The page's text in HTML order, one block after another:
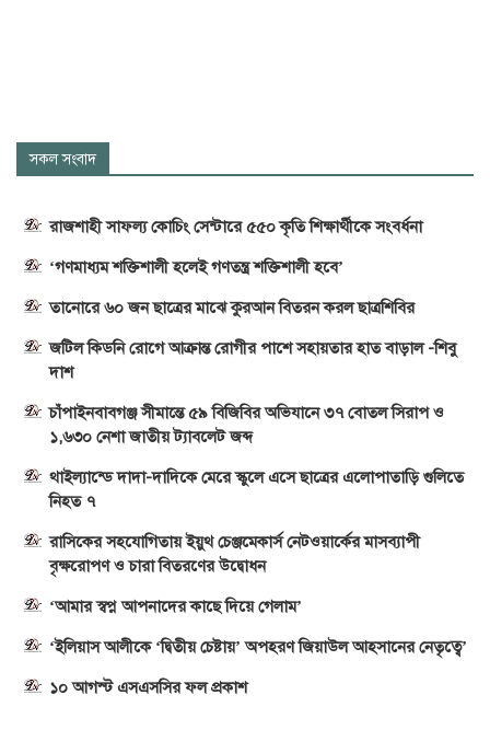
সকল সংবাদ
রাজশাহী সাফল্য কোচিং সেন্টারে ৫৫০ কৃতি শিক্ষার্থীকে সংবর্ধনা
‘গণমাধ্যম শক্তিশালী হলেই গণতন্ত্র শক্তিশালী হবে’
তানোরে ৬০ জন ছাত্রের মাঝে কুরআন বিতরন করল ছাত্রশিবির
জটিল কিডনি রোগে আক্রান্ত রোগীর পাশে সহায়তার হাত বাড়াল -শিবু
দাশ
চাঁপাইনবাবগঞ্জ সীমান্তে ৫৯ বিজিবির অভিযানে ৩৭ বোতল সিরাপ ও
১,৬৩০ নেশা জাতীয় ট্যাবলেট জব্দ
থাইল্যান্ডে দাদা-দাদিকে মেরে স্কুলে এসে ছাত্রের এলোপাতাড়ি গুলিতে
নিহত ৭
রাসিকের সহযোগিতায় ইয়ুথ চেঞ্জমেকার্স নেটওয়ার্কের মাসব্যাপী
বৃক্ষরোপণ ও চারা বিতরণের উদ্বোধন
‘আমার স্বপ্ন আপনাদের কাছে দিয়ে গেলাম’
‘ইলিয়াস আলীকে ‘দ্বিতীয় চেষ্টায়’ অপহরণ জিয়াউল আহসানের নেতৃত্বে’
১০ আগস্ট এসএসসির ফল প্রকাশ